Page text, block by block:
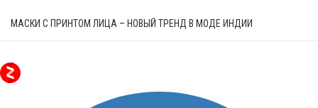
МАСКИ С ПРИНТОМ ЛИЦА – НОВЫЙ ТРЕНД В МОДЕ ИНДИИ